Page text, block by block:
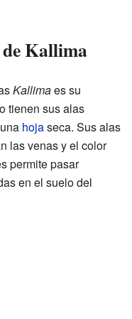
Kallima
Kallimaes su
tienen sus alas
hojaseca. Sus alas
las venas y el color
permite pasar
en el suelo del